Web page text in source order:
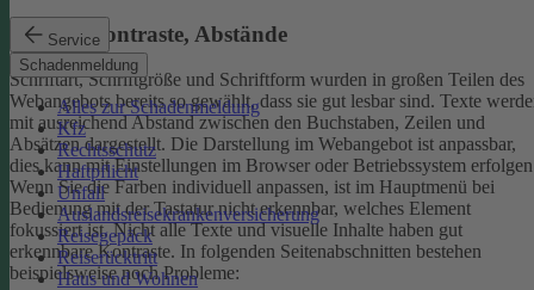
Service
Schadenmeldung
Alles zur Schadenmeldung
Kfz
Rechtsschutz
Haftpflicht
Unfall
Auslandsreisekrankenversicherung
Reisegepäck
Reiserücktritt
Haus und Wohnen
Schrift, Kontraste, Abstände
Schriftart, Schriftgröße und Schriftform wurden in großen Teilen des
Webangebots bereits so gewählt, dass sie gut lesbar sind. Texte
mit ausreichend Abstand zwischen den Buchstaben, Zeilen und
Absätzen dargestellt. Die Darstellung im Webangebot ist anpassbar,
dies kann mit Einstellungen im Browser oder Betriebssystem
Wenn Sie die Farben individuell anpassen, ist im Hauptmenü bei
Bedienung mit der Tastatur nicht erkennbar, welches Element
fokussiert ist.Nicht alle Texte und visuelle Inhalte haben gut
erkennbare Kontraste. In folgenden Seitenabschnitten bestehen
beispielsweise noch Probleme: